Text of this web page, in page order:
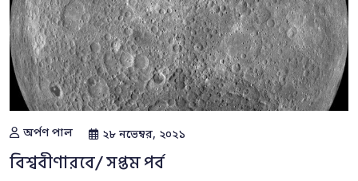
অর্পণ পাল ২৮ নভেম্বর, ২০২১
বিশ্ববীণারবে/ সপ্তম পর্ব